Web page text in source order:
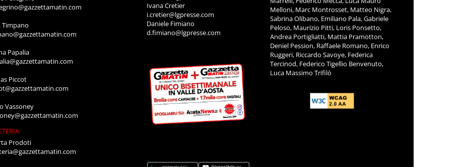
Timpano
Papalia
Piccot
Vassoney
Prodoti
Ivana Cretier
i.cretier@lgpresse.com
Daniele Fimiano
d.fimiano@lgpresse.com
Melloni, Marc Montrosset, Matteo Nigra,
Sabrina Olibano, Emiliano Pala, Gabriele
Peloso, Maurizio Pitti, Loris Ponsetto,
Andrea Portigliatti, Mattia Pramotton,
Deniel Pession, Raffaele Romano, Enrico
Ruggeri, Riccardo Savoye, Federica
Tercinod, Federico Tigellio Benvenuto,
Luca Massimo Trifilò